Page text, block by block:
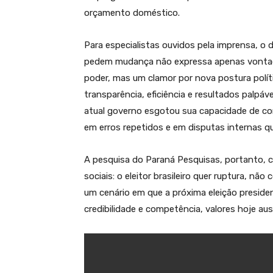
orçamento doméstico.
Para especialistas ouvidos pela imprensa, o
pedem mudança não expressa apenas
poder, mas um clamor por nova postura
transparência, eficiência e resultados
atual governo esgotou sua capacidade de
em erros repetidos e em disputas internas
A pesquisa do Paraná Pesquisas, portanto,
sociais: o eleitor brasileiro quer ruptura,
um cenário em que a próxima eleição
credibilidade e competência, valores hoje